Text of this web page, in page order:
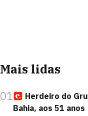
Mais lidas
01
Herdeiro do
Bahia, aos 51 anos